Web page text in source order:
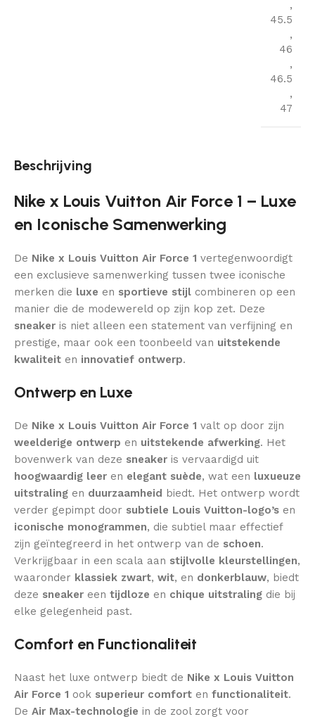
,
45.5
,
46
,
46.5
,
47
Beschrijving
Nike x Louis Vuitton Air Force 1 – Luxe
en Iconische Samenwerking
De Nike x Louis Vuitton Air Force 1 vertegenwoordigt
een exclusieve samenwerking tussen twee iconische
merken die luxe en sportieve stijl combineren op een
manier die de modewereld op zijn kop zet. Deze
sneaker is niet alleen een statement van verfijning en
prestige, maar ook een toonbeeld van uitstekende
kwaliteit en innovatief ontwerp.
Ontwerp en Luxe
De Nike x Louis Vuitton Air Force 1 valt op door zijn
weelderige ontwerp en uitstekende afwerking. Het
bovenwerk van deze sneaker is vervaardigd uit
hoogwaardig leer en elegant suède, wat een luxueuze
uitstraling en duurzaamheid biedt. Het ontwerp wordt
verder gepimpt door subtiele Louis Vuitton-logo’s en
iconische monogrammen, die subtiel maar effectief
zijn geïntegreerd in het ontwerp van de schoen.
Verkrijgbaar in een scala aan stijlvolle kleurstellingen,
waaronder klassiek zwart, wit, en donkerblauw, biedt
deze sneaker een tijdloze en chique uitstraling die bij
elke gelegenheid past.
Comfort en Functionaliteit
Naast het luxe ontwerp biedt de Nike x Louis Vuitton
Air Force 1 ook superieur comfort en functionaliteit.
De Air Max-technologie in de zool zorgt voor